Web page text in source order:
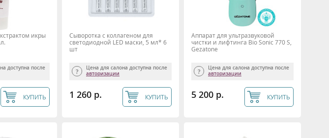
икры
доступна после
КУПИТЬ
Сыворотка с коллагеном для
светодиодной LED маски, 5 мл* 6
шт
Цена для салона доступна после
авторизации
1 260 р. КУПИТЬ
Аппарат для ультразвуковой
чистки и лифтинга Bio Sonic 770 S,
Gezatone
Цена для салона доступна после
авторизации
5 200 р. КУПИТЬ